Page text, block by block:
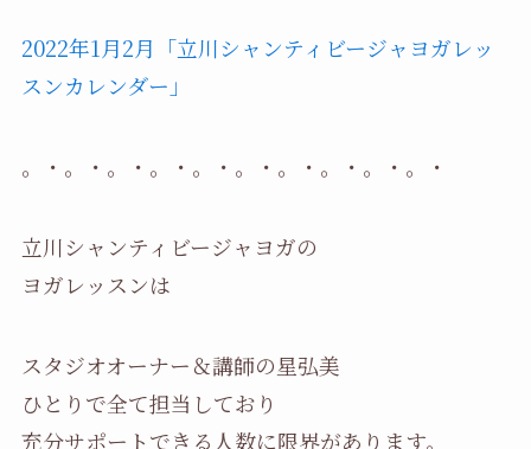
2022年1月2月「立川シャンティビージャヨガレッ
スンカレンダー」
。・。・。・。・。・。・。・。・。・。・
立川シャンティビージャヨガの
ヨガレッスンは
スタジオオーナー＆講師の星弘美
ひとりで全て担当しており
充分サポートできる人数に限界があります。